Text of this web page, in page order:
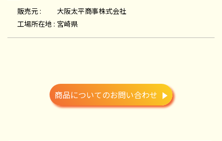
販売元 :
大阪太平商事株式会社
工場所在地 : 宮崎県
商品についてのお問い合わせ